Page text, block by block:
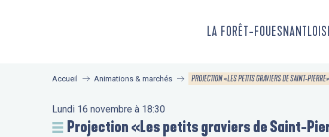
LA FORÊT-FOUESNANT
Accueil Animations & marchés PROJECTION «LES PETITS GRAVIERS DE SAINT-
Lundi 16 novembre à 18:30
Projection «Les petits graviers de Saint-